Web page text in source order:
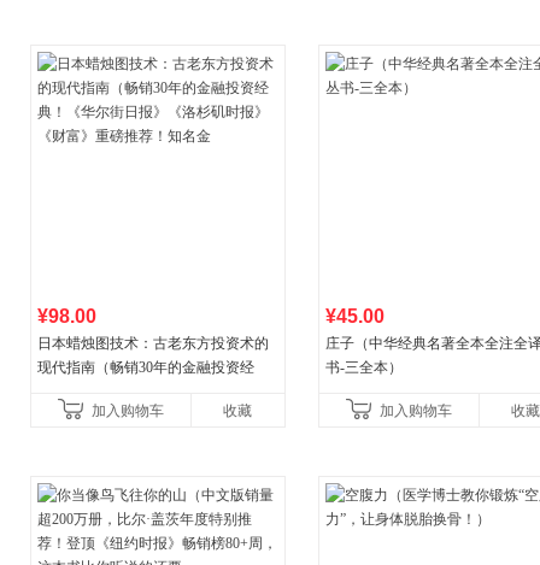
¥98.00
日本蜡烛图技术：古老东方投资术的
现代指南（畅销30年的金融投资经
《财富》重磅推荐！知名金
加入购物车 收藏
¥45.00
庄子（中华经典名著全本全注全
书-三全本）
加入购物车 收藏